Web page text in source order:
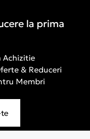
la prima
Achizitie
& Reduceri
Membri